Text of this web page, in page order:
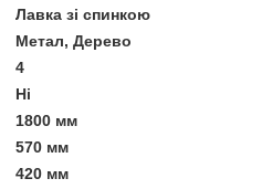
Лавка зі спинкою
Метал, Дерево
4
Ні
1800 мм
570 мм
420 мм